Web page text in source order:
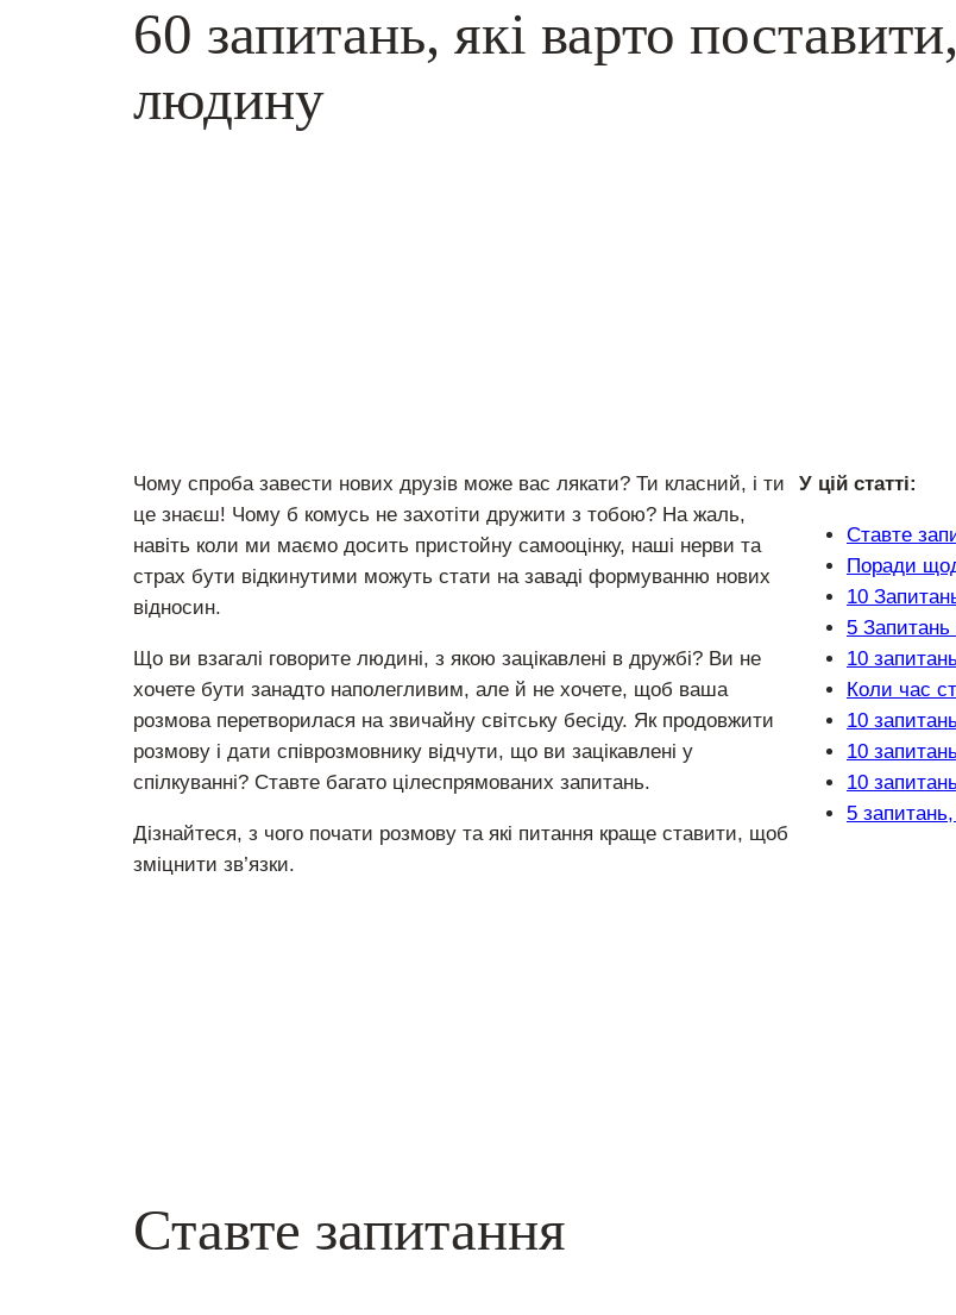
60 запитань, які варто
людину
Чому спроба завести нових друзів може вас лякати? Ти класний, і ти
це знаєш! Чому б комусь не захотіти дружити з тобою? На жаль,
навіть коли ми маємо досить пристойну самооцінку, наші нерви та
страх бути відкинутими можуть стати на заваді формуванню нових
відносин.
Що ви взагалі говорите людині, з якою зацікавлені в дружбі? Ви не
хочете бути занадто наполегливим, але й не хочете, щоб ваша
розмова перетворилася на звичайну світську бесіду. Як продовжити
розмову і дати співрозмовнику відчути, що ви зацікавлені у
спілкуванні? Ставте багато цілеспрямованих запитань.
Дізнайтеся, з чого почати розмову та які питання краще ставити, щоб
зміцнити зв’язки.
У цій статті:
Ставте
Поради
10
5
10
Коли час
10
10
10
5
Ставте запитання